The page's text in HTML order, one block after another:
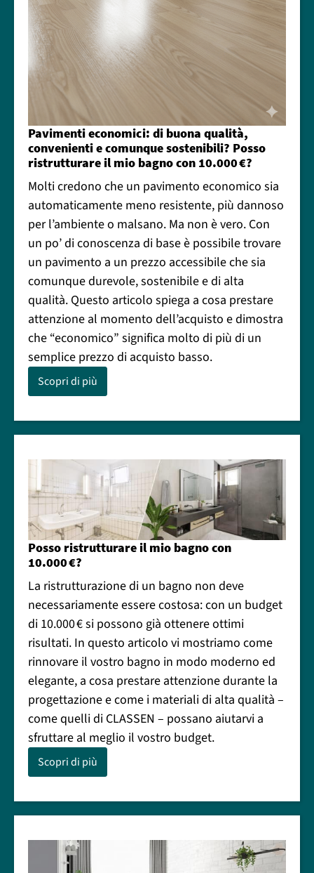
Pavimenti economici: di buona qualità,
convenienti e comunque sostenibili? Posso
ristrutturare il mio bagno con 10.000 €?
Molti credono che un pavimento economico sia
automaticamente meno resistente, più dannoso
per l’ambiente o malsano. Ma non è vero. Con
un po’ di conoscenza di base è possibile trovare
un pavimento a un prezzo accessibile che sia
comunque durevole, sostenibile e di alta
qualità. Questo articolo spiega a cosa prestare
attenzione al momento dell’acquisto e dimostra
che “economico” significa molto di più di un
semplice prezzo di acquisto basso.
Scopri di più
Posso ristrutturare il mio bagno con
10.000 €?
La ristrutturazione di un bagno non deve
necessariamente essere costosa: con un budget
di 10.000 € si possono già ottenere ottimi
risultati. In questo articolo vi mostriamo come
rinnovare il vostro bagno in modo moderno ed
elegante, a cosa prestare attenzione durante la
progettazione e come i materiali di alta qualità –
come quelli di CLASSEN – possano aiutarvi a
sfruttare al meglio il vostro budget.
Scopri di più